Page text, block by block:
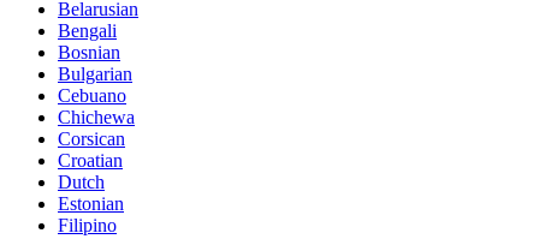
Belarusian
Bengali
Bosnian
Bulgarian
Cebuano
Chichewa
Corsican
Croatian
Dutch
Estonian
Filipino